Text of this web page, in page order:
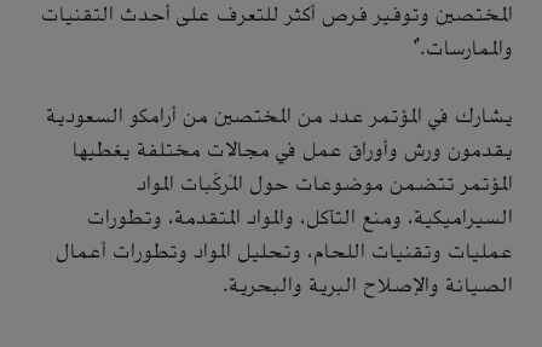
المختصين وتوفير فرص أكثر للتعرف على أحدث التقنيات
والممارسات."
يشارك في المؤتمر عدد من المختصين من أرامكو السعودية
يقدمون ورش وأوراق عمل في مجالات مختلفة يغطيها
المؤتمر تتضمن موضوعات حول المُركّبات المواد
السيراميكية، ومنع التآكل، والمواد المتقدمة، وتطورات
عمليات وتقنيات اللحام، وتحليل المواد وتطورات أعمال
الصيانة والإصلاح البرية والبحرية.